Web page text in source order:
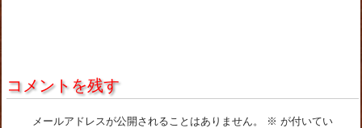
コメントを残す
メールアドレスが公開されることはありません。 ※ が付いてい